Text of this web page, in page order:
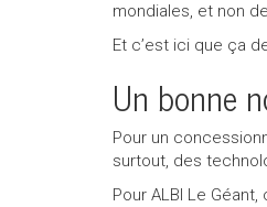
mondiales, et non
Et c’est ici que ça
Un bonne
Pour un
surtout, des
Pour ALBI Le